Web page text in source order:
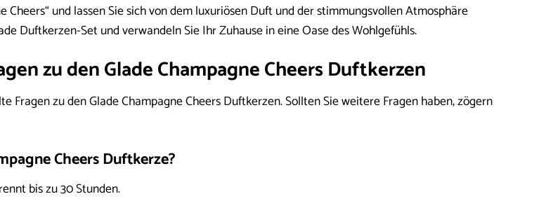
Cheers“ und lassen Sie sich von dem luxuriösen Duft und der stimmungsvollen Atmosphäre
Duftkerzen-Set und verwandeln Sie Ihr Zuhause in eine Oase des Wohlgefühls.
zu den Glade Champagne Cheers Duftkerzen
Fragen zu den Glade Champagne Cheers Duftkerzen. Sollten Sie weitere Fragen haben, zögern
Cheers Duftkerze?
bis zu 30 Stunden.